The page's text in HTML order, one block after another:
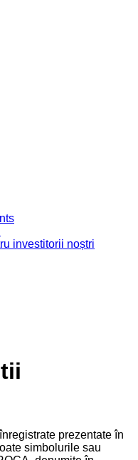
investitorii noștri
prezentate în
simbolurile sau